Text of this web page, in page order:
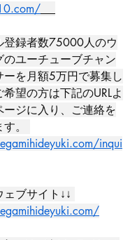
登録者数75000人のウ
のユーチューブチャン
ーを月額5万円で募集し
望の方は下記のURLよ
ージに入り、ご連絡を
。
inqui
ブサイト↓↓